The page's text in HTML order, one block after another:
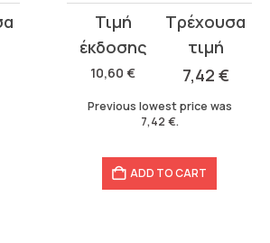
10,60€
Original
price
was:
10,60 €.
7,42 €
Current
price
7,42 €.
Previous lowest price was
7,42 €.
ADD TO CART